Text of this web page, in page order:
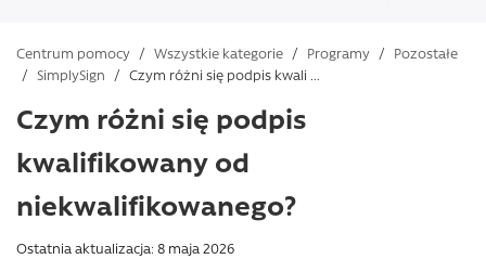
Centrum pomocy / Wszystkie kategorie / Programy / Pozostałe
/ SimplySign / Czym różni się podpis kwali ...
Czym różni się podpis
kwalifikowany od
niekwalifikowanego?
Ostatnia aktualizacja: 8 maja 2026